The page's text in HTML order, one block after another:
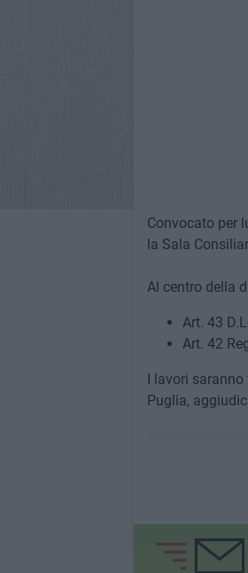
Convocato per
la Sala
Al centro della
Art. 43
Art. 42
I lavori
Puglia,